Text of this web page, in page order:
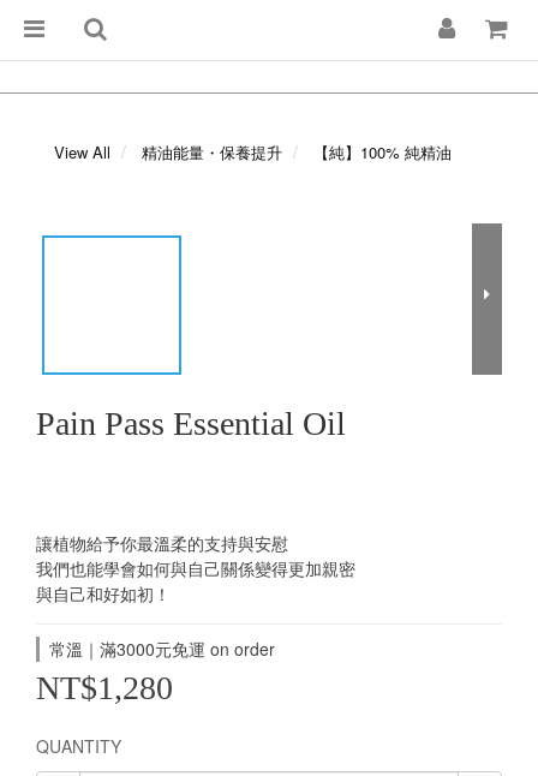
View All 精油能量・保養提升 【純】100% 純精油
Pain Pass Essential Oil
讓植物給予你最溫柔的支持與安慰
我們也能學會如何與自己關係變得更加親密
與自己和好如初！
常溫｜滿3000元免運 on order
NT$1,280
QUANTITY